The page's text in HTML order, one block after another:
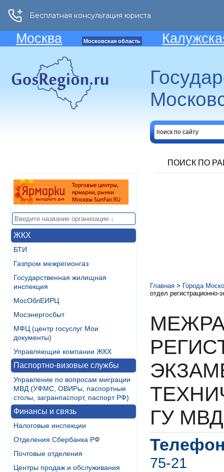
Москва Московская область
ПОИСК ПО
ЖКХ
БТИ
Газпром межрегионгаз
Государственная жилищная
инспекция
МосОблЕИРЦ
Мосэнергосбыт
МФЦ (центр госуслуг Мои
документы)
Управляющие компании ЖКХ
Паспортно-визовые службы
Управление по вопросам миграции
МВД (УФМС, ОВИРы, паспортные
столы, загранпаспорт, паспорт РФ)
Финансы и связь
Налоговые инспекции
Отделения Сбербанка РФ
Почтовые отделения
Центры продаж и обслуживания
Главная > Города
отдел
ГУ МВД
75-21